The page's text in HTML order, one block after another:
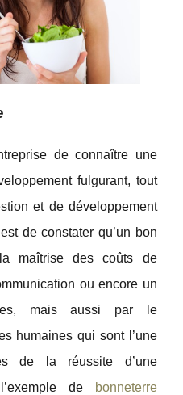
de connaître une
fulgurant, tout
et de développement
de constater qu’un bon
maîtrise des coûts de
ou encore un
mais aussi par le
humaines qui sont l’une
de la réussite d’une
de
bonneterre